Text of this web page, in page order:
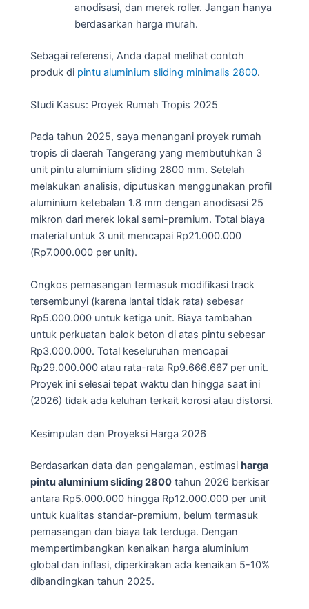
anodisasi, dan merek roller. Jangan hanya
berdasarkan harga murah.
Sebagai referensi, Anda dapat melihat contoh
produk di pintu aluminium sliding minimalis 2800.
Studi Kasus: Proyek Rumah Tropis 2025
Pada tahun 2025, saya menangani proyek rumah
tropis di daerah Tangerang yang membutuhkan 3
unit pintu aluminium sliding 2800 mm. Setelah
melakukan analisis, diputuskan menggunakan profil
aluminium ketebalan 1.8 mm dengan anodisasi 25
mikron dari merek lokal semi-premium. Total biaya
material untuk 3 unit mencapai Rp21.000.000
(Rp7.000.000 per unit).
Ongkos pemasangan termasuk modifikasi track
tersembunyi (karena lantai tidak rata) sebesar
Rp5.000.000 untuk ketiga unit. Biaya tambahan
untuk perkuatan balok beton di atas pintu sebesar
Rp3.000.000. Total keseluruhan mencapai
Rp29.000.000 atau rata-rata Rp9.666.667 per unit.
Proyek ini selesai tepat waktu dan hingga saat ini
(2026) tidak ada keluhan terkait korosi atau distorsi.
Kesimpulan dan Proyeksi Harga 2026
Berdasarkan data dan pengalaman, estimasi harga
pintu aluminium sliding 2800 tahun 2026 berkisar
antara Rp5.000.000 hingga Rp12.000.000 per unit
untuk kualitas standar-premium, belum termasuk
pemasangan dan biaya tak terduga. Dengan
mempertimbangkan kenaikan harga aluminium
global dan inflasi, diperkirakan ada kenaikan 5-10%
dibandingkan tahun 2025.